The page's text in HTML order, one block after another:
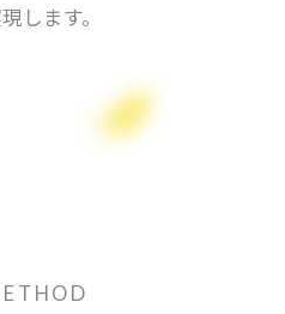
します。